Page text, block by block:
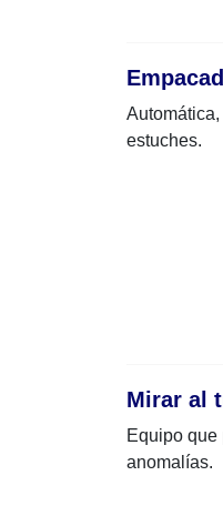
estuches.
Mirar al
Equipo que
anomalías.